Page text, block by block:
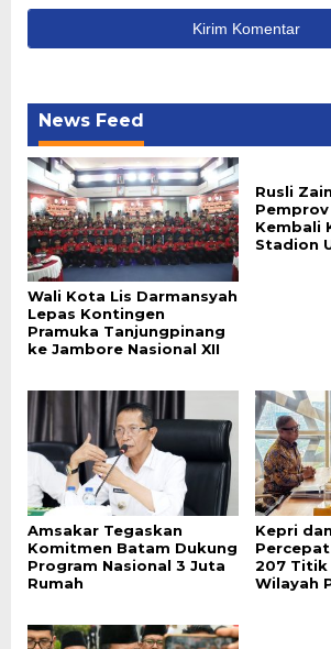
News Feed
Wali Kota Lis Darmansyah
Lepas Kontingen
Pramuka Tanjungpinang
ke Jambore Nasional XII
Rusli
Kembali
Stadion
Amsakar Tegaskan
Komitmen Batam Dukung
Program Nasional 3 Juta
Rumah
Kepri
207 Titik
Wilayah